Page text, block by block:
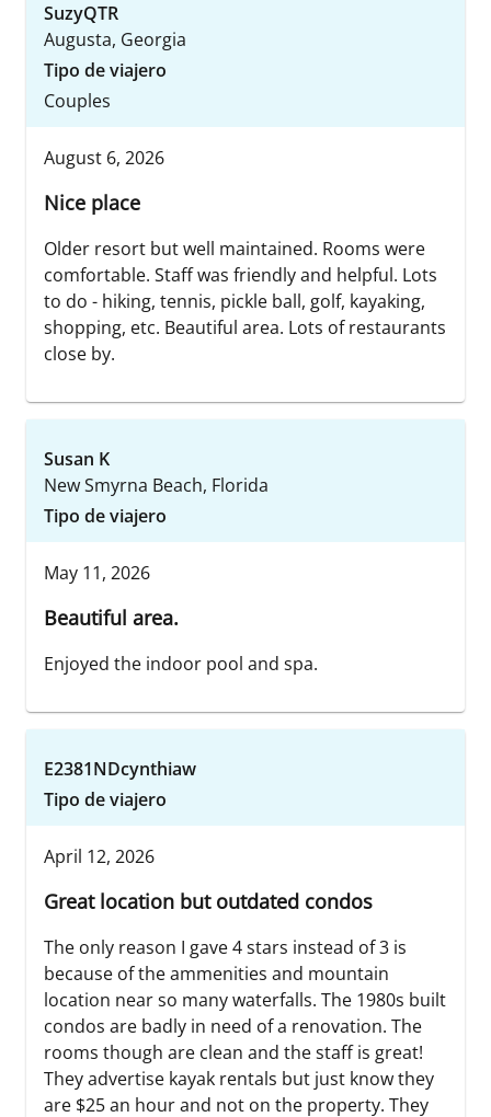
SuzyQTR
Augusta, Georgia
Tipo de viajero
Couples
August 6, 2026
Nice place
Older resort but well maintained. Rooms were
comfortable. Staff was friendly and helpful. Lots
to do - hiking, tennis, pickle ball, golf, kayaking,
shopping, etc. Beautiful area. Lots of restaurants
close by.
Susan K
New Smyrna Beach, Florida
Tipo de viajero
May 11, 2026
Beautiful area.
Enjoyed the indoor pool and spa.
E2381NDcynthiaw
Tipo de viajero
April 12, 2026
Great location but outdated condos
The only reason I gave 4 stars instead of 3 is
because of the ammenities and mountain
location near so many waterfalls. The 1980s built
condos are badly in need of a renovation. The
rooms though are clean and the staff is great!
They advertise kayak rentals but just know they
are $25 an hour and not on the property. They